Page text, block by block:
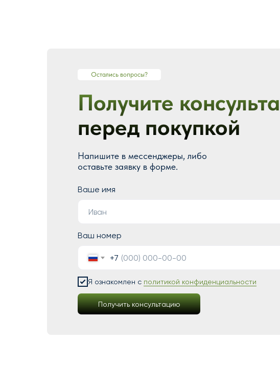
Получите
перед покупкой
Ваше имя
Ваш номер
+7
Я ознакомлен с политикой конфиденциальности
Получить консультацию
Напишите в мессенджеры, либо
оставьте заявку в форме.
Остались вопросы?